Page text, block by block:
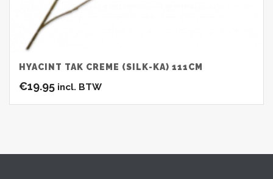
HYACINT TAK CREME (SILK-KA) 111CM
€19.95 incl. BTW